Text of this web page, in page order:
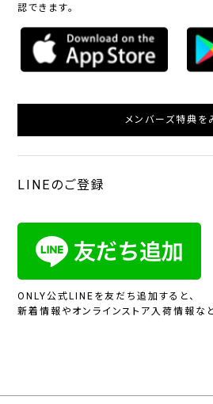
認できます。
メンバーズ特典を
LINEのご登録
ONLY公式LINEを友だち追加すると、
新着情報やオンラインストア入荷情報な